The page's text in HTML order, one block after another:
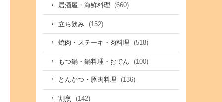
居酒屋・海鮮料理 (660)
立ち飲み (152)
焼肉・ステーキ・肉料理 (518)
もつ鍋・鍋料理・おでん (100)
とんかつ・豚肉料理 (136)
割烹 (142)